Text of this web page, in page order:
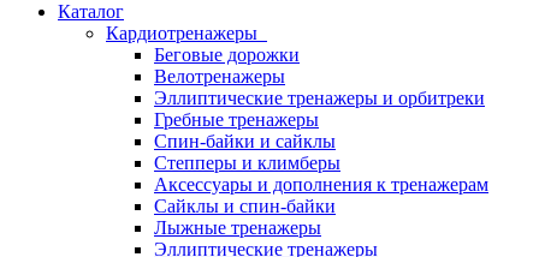
Каталог
Кардиотренажеры
Беговые дорожки
Велотренажеры
Эллиптические тренажеры и орбитреки
Гребные тренажеры
Спин-байки и сайклы
Степперы и климберы
Аксессуары и дополнения к тренажерам
Сайклы и спин-байки
Лыжные тренажеры
Эллиптические тренажеры